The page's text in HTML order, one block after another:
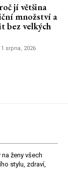
jí většina
množství a
bez velkých
1 srpna, 2026
ženy všech
stylu, zdraví,